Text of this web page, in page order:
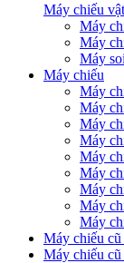
Máy chiếu
Máy
Máy
Máy
Máy chiếu
Máy
Máy
Máy
Máy
Máy
Máy
Máy
Máy
Máy
Máy chiếu
Máy chiếu cũ